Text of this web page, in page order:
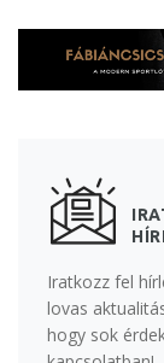
Iratkozz fel
lovas
hogy sok